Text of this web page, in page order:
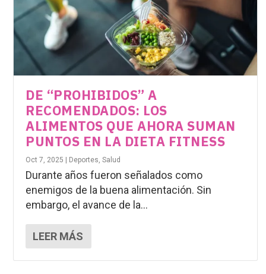
DE “PROHIBIDOS” A
RECOMENDADOS: LOS
ALIMENTOS QUE AHORA SUMAN
PUNTOS EN LA DIETA FITNESS
Oct 7, 2025 Deportes,Salud
Durante años fueron señalados como
enemigos de la buena alimentación. Sin
embargo, el avance de la...
LEER MÁS